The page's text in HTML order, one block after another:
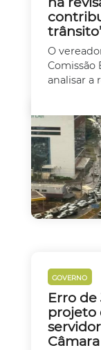
O
Comissão
analisar a
GOVERNO
Erro
projeto